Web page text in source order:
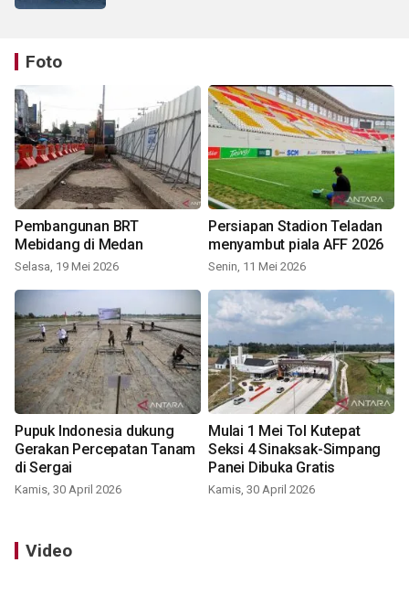
Foto
Pembangunan BRT
Mebidang di Medan
Selasa, 19 Mei 2026
Persiapan Stadion Teladan
menyambut piala AFF 2026
Senin, 11 Mei 2026
Pupuk Indonesia dukung
Gerakan Percepatan Tanam
di Sergai
Kamis, 30 April 2026
Mulai 1 Mei Tol Kutepat
Seksi 4 Sinaksak-Simpang
Panei Dibuka Gratis
Kamis, 30 April 2026
Video